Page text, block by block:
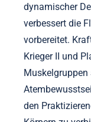
dynamischer
verbessert die
vorbereitet.
Krieger II und
den